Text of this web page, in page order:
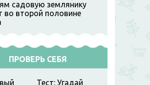
садовую землянику
во второй половине
ПРОВЕРЬ СЕБЯ
Тест: Угадай